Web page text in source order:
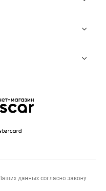
данных согласно закону